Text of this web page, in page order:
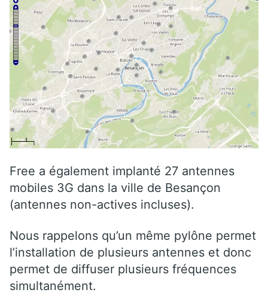
Free a également implanté 27 antennes
mobiles 3G dans la ville de Besançon
(antennes non-actives incluses).
Nous rappelons qu’un même pylône permet
l’installation de plusieurs antennes et donc
permet de diffuser plusieurs fréquences
simultanément.